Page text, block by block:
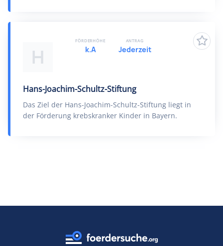
H
Hans-Joachim-Schultz-Stiftung
Das Ziel der Hans-Joachim-Schultz-Stiftung liegt in
der Förderung krebskranker Kinder in Bayern.
FÖRDERHÖHE
k.A
ANTRAG
Jederzeit